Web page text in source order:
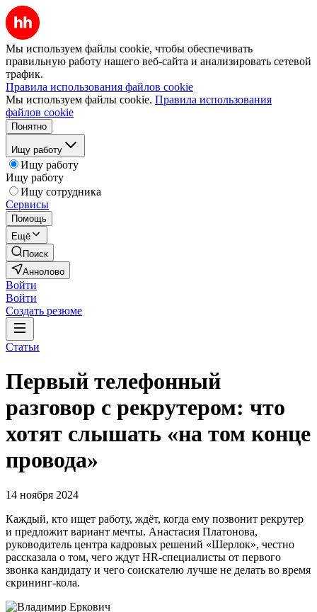
Мы используем файлы cookie, чтобы обеспечивать
правильную работу нашего веб-сайта и анализировать сетевой
трафик.
Правила использования файлов cookie
Мы используем файлы cookie. Правила использования
файлов cookie
Понятно
Ищу работу
Ищу работу
Ищу работу
Ищу сотрудника
Сервисы
Помощь
Ещё
Поиск
Аннолово
Войти
Войти
Создать резюме
Статьи
Первый телефонный
разговор с рекрутером: что
хотят слышать «на том конце
провода»
14 ноября 2024
Каждый, кто ищет работу, ждёт, когда ему позвонит рекрутер
и предложит вариант мечты. Анастасия Платонова,
руководитель центра кадровых решений «Шерлок», честно
рассказала о том, чего ждут HR-специалисты от первого
звонка кандидату и чего соискателю лучше не делать во время
скрининг-кола.